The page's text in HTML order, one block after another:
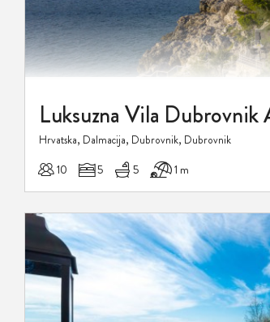
Hrvatska, Dalmacija, Dubrovnik, Dubrovnik
10 5 5 1 m